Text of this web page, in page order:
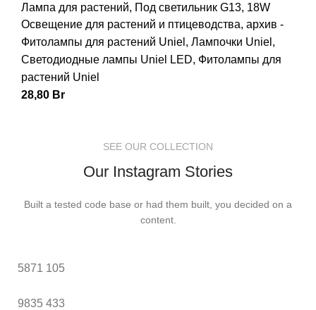
Лампа для растений, Под светильник G13, 18W
Освещение для растений и птицеводства, архив -
Фитолампы для растений Uniel , Лампочки Uniel ,
Светодиодные лампы Uniel LED, Фитолампы для
растений Uniel
28,80 Br
SEE OUR COLLECTION
Our Instagram Stories
Built a tested code base or had them built, you decided on a
content.
5871 105
9835 433